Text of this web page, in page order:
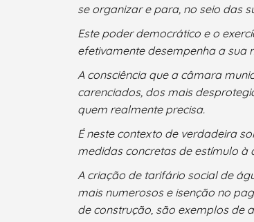
se organizar e para, no seio das
Este poder democrático e o
efetivamente desempenha a sua
A consciência que a câmara
carenciados, dos mais
quem realmente precisa.
É neste contexto de verdadeira
medidas concretas de estímulo à
A criação de tarifário social de
mais numerosos e isenção no
de construção, são exemplos de